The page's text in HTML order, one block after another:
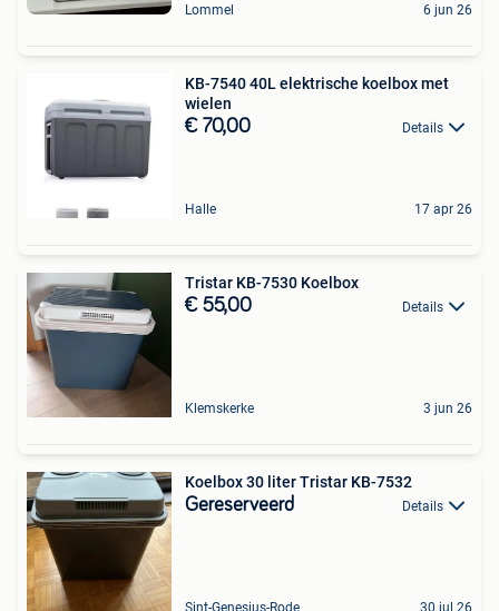
Lommel 6 jun 26
KB-7540 40L elektrische koelbox met
wielen
€ 70,00 Details
Halle 17 apr 26
Tristar KB-7530 Koelbox
€ 55,00 Details
Klemskerke 3 jun 26
Koelbox 30 liter Tristar KB-7532
Gereserveerd Details
Sint-Genesius-Rode 30 jul 26